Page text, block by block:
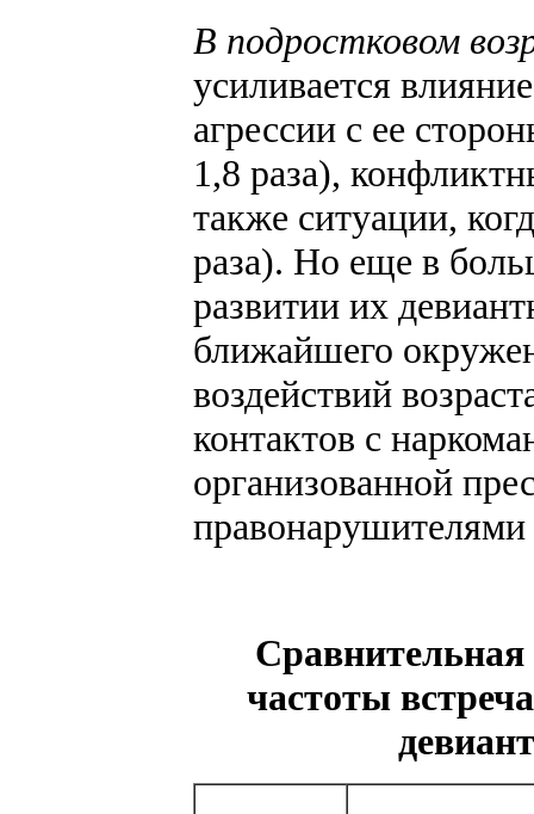
В подростковом
усиливается
агрессии с ее
1,8 раза),
также ситуации,
раза). Но еще в
развитии их
ближайшего
воздействий
контактов с
организованной
правонарушителями
частоты